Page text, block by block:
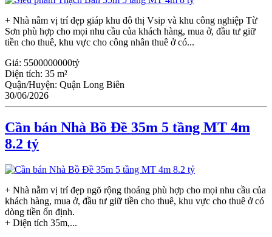
+ Nhà nằm vị trí đẹp giáp khu đô thị Vsip và khu công nghiệp Từ
Sơn phù hợp cho mọi nhu cầu của khách hàng, mua ở, đầu tư giữ
tiền cho thuê, khu vực cho công nhân thuê ở có...
Giá: 5500000000tỷ
Diện tích: 35 m²
Quận/Huyện: Quận Long Biên
30/06/2026
Cần bán Nhà Bồ Đề 35m 5 tầng MT 4m
8.2 tỷ
+ Nhà nằm vị trí đẹp ngõ rộng thoáng phù hợp cho mọi nhu cầu của
khách hàng, mua ở, đầu tư giữ tiền cho thuê, khu vực cho thuê ở có
dòng tiền ổn định.
+ Diện tích 35m,...